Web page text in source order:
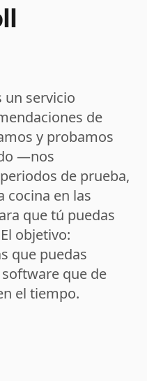
un servicio
de
y probamos
—nos
de prueba,
cocina en las
que tú puedas
objetivo:
que puedas
que de
el tiempo.